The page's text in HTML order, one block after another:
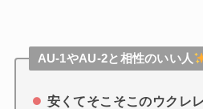
AU-1やAU-2と相性のいい人
安くてそこそこのウクレ